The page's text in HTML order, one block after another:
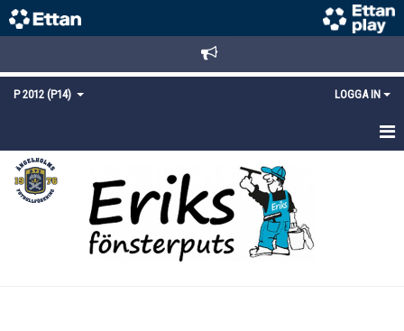
P 2012 (P14) LOGGA IN
HEM
TRUPPEN